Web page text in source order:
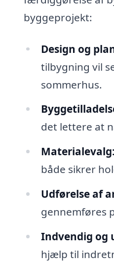
byggeprojekt:
Design og
tilbygning vil
sommerhus.
det lettere at
Materialevalg:
både sikrer
Udførelse af
gennemføres
Indvendig og
hjælp til